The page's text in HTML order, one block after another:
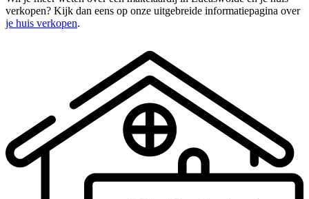
verkopen? Kijk dan eens op onze uitgebreide informatiepagina over
je huis verkopen.